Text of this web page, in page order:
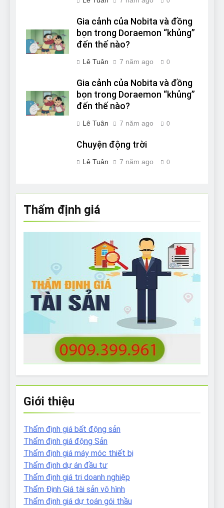
Gia cảnh của Nobita và đồng
bọn trong Doraemon “khủng”
đến thế nào?
Lê Tuân 7 năm ago 0
Gia cảnh của Nobita và đồng
bọn trong Doraemon “khủng”
đến thế nào?
Lê Tuân 7 năm ago 0
Chuyện động trời
Lê Tuân 7 năm ago 0
Thẩm định giá
Giới thiệu
Thẩm định giá bất động sản
Thẩm định giá động Sản
Thẩm định giá máy móc thiết bị
Thẩm định dự án đầu tư
Thẩm định giá tri doanh nghiệp
Thẩm Định Giá tài sản vô hình
Thẩm định giá dự toán gói thầu